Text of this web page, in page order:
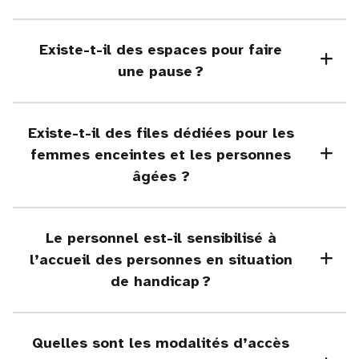
Existe-t-il des espaces pour faire
une pause ?
Existe-t-il des files dédiées pour les
femmes enceintes et les personnes
âgées ?
Le personnel est-il sensibilisé à
l’accueil des personnes en situation
de handicap ?
Quelles sont les modalités d’accès